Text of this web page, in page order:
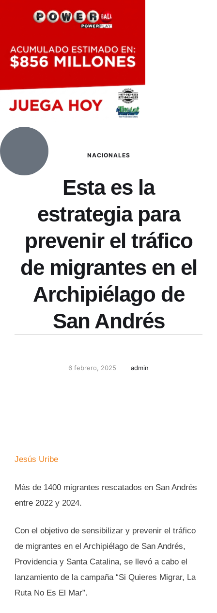
NACIONALES
Esta es la
estrategia para
prevenir el tráfico
de migrantes en el
Archipiélago de
San Andrés
6 febrero, 2025 admin
Jesús Uribe
Más de 1400 migrantes rescatados en San Andrés
entre 2022 y 2024.
Con el objetivo de sensibilizar y prevenir el tráfico
de migrantes en el Archipiélago de San Andrés,
Providencia y Santa Catalina, se llevó a cabo el
lanzamiento de la campaña “Si Quieres Migrar, La
Ruta No Es El Mar”.